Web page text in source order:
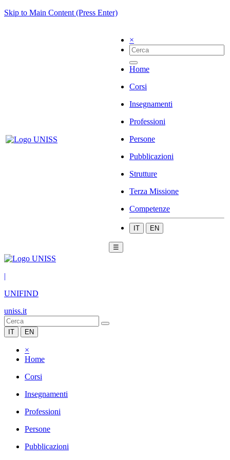
Skip to Main Content (Press Enter)
×
Home
Corsi
Insegnamenti
Professioni
Persone
Pubblicazioni
Strutture
Terza Missione
Competenze
IT EN
☰
|
UNIFIND
uniss.it
IT EN
×
Home
Corsi
Insegnamenti
Professioni
Persone
Pubblicazioni